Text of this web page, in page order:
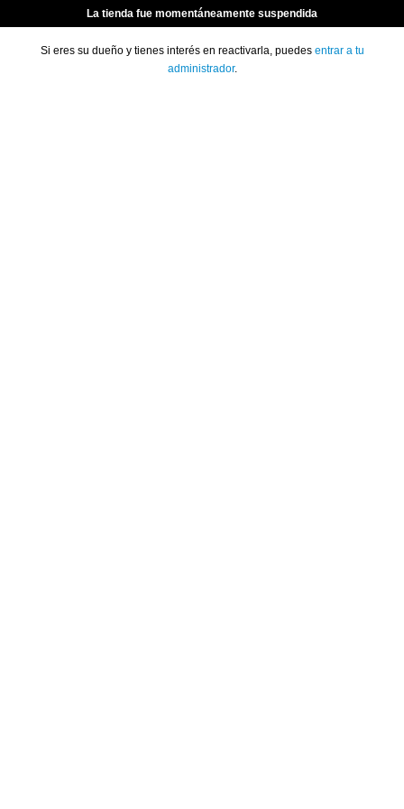
La tienda fue momentáneamente suspendida
Si eres su dueño y tienes interés en reactivarla, puedes entrar a tu
administrador.